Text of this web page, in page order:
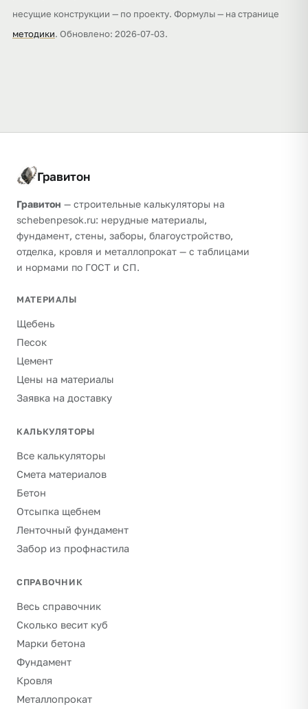
несущие конструкции — по проекту. Формулы — на странице
методики. Обновлено: 2026-07-03.
Гравитон
Гравитон — строительные калькуляторы на
schebenpesok.ru: нерудные материалы,
фундамент, стены, заборы, благоустройство,
отделка, кровля и металлопрокат — с таблицами
и нормами по ГОСТ и СП.
МАТЕРИАЛЫ
Щебень
Песок
Цемент
Цены на материалы
Заявка на доставку
КАЛЬКУЛЯТОРЫ
Все калькуляторы
Смета материалов
Бетон
Отсыпка щебнем
Ленточный фундамент
Забор из профнастила
СПРАВОЧНИК
Весь справочник
Сколько весит куб
Марки бетона
Фундамент
Кровля
Металлопрокат